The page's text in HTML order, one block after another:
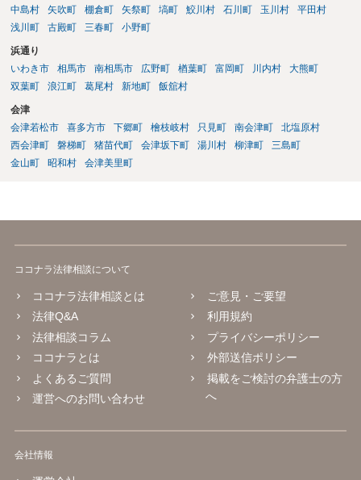
中島村
矢吹町 棚倉町 矢祭町 塙町 鮫川村 石川町 玉川村
平田村
浅川町
古殿町 三春町 小野町
浜通り
いわき市
相馬市 南相馬市 広野町 楢葉町 富岡町 川内村
大熊町
双葉町
浪江町 葛尾村 新地町 飯舘村
会津
会津若松市
喜多方市 下郷町 檜枝岐村 只見町 南会津町
北塩原村
西会津町
磐梯町 猪苗代町 会津坂下町 湯川村 柳津町
三島町
金山町
昭和村 会津美里町
ココナラ法律相談について
ココナラ法律相談とは
法律Q&A
法律相談コラム
ココナラとは
よくあるご質問
運営へのお問い合わせ
ご意見・ご要望
利用規約
プライバシーポリシー
外部送信ポリシー
掲載をご検討の弁護士の方
へ
会社情報